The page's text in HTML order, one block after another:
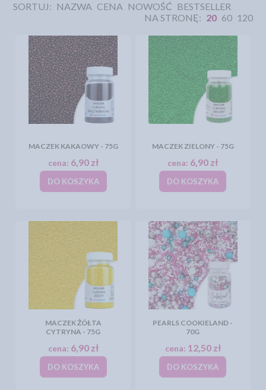
SORTUJ: NAZWA CENA NOWOŚĆ BESTSELLER
NA STRONĘ: 20 60 120
MACZEK KAKAOWY - 75G
cena: 6,90 zł
DO KOSZYKA
MACZEK ZIELONY - 75G
cena: 6,90 zł
DO KOSZYKA
MACZEK ŻÓŁTA
CYTRYNA - 75G
cena: 6,90 zł
DO KOSZYKA
PEARLS COOKIELAND -
70G
cena: 12,50 zł
DO KOSZYKA